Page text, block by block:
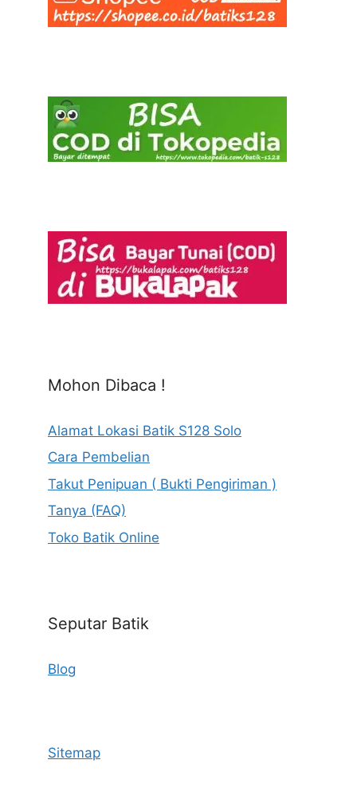
Mohon Dibaca !
Alamat Lokasi Batik S128 Solo
Cara Pembelian
Takut Penipuan ( Bukti Pengiriman )
Tanya (FAQ)
Toko Batik Online
Seputar Batik
Blog
Sitemap